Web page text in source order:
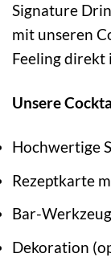
Signature
mit unseren
Feeling direkt
Unsere
Hochwertige
Rezeptkarte
Bar-
Dekoration